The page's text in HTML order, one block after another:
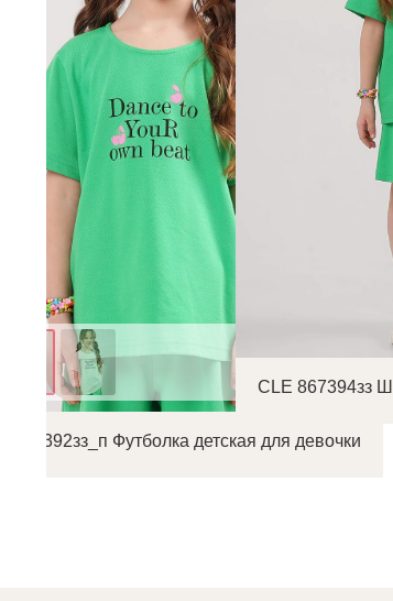
867392зз_п Футболка детская для девочки
CLE 867394зз